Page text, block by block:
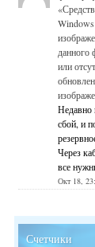
данного
или
Недавно
сбой, и
Через
все
Окт 18,
Счетчики